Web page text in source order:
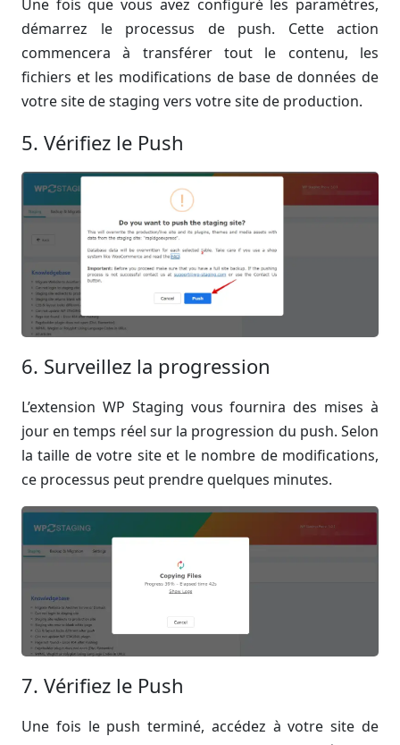
Une fois que vous avez configuré les paramètres,
démarrez le processus de push. Cette action
commencera à transférer tout le contenu, les
fichiers et les modifications de base de données de
votre site de staging vers votre site de production.
5. Vérifiez le Push
6. Surveillez la progression
L’extension WP Staging vous fournira des mises à
jour en temps réel sur la progression du push. Selon
la taille de votre site et le nombre de modifications,
ce processus peut prendre quelques minutes.
7. Vérifiez le Push
Une fois le push terminé, accédez à votre site de